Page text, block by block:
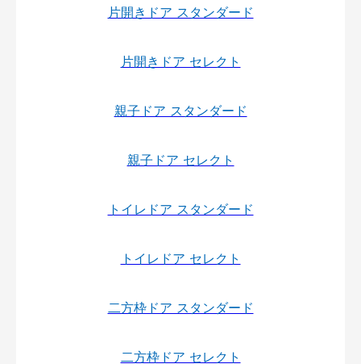
片開きドア スタンダード
片開きドア セレクト
親子ドア スタンダード
親子ドア セレクト
トイレドア スタンダード
トイレドア セレクト
二方枠ドア スタンダード
二方枠ドア セレクト